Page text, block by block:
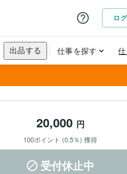
20,000 円
100ポイント (0.5％) 獲得
受付休止中